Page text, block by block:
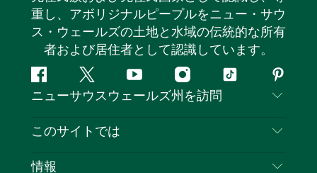
重し、アボリジナルピープルをニュー・サウ
ス・ウェールズの土地と水域の伝統的な所有
者および居住者として認識しています。
フ
ェ
ス
ッ
ツ
イ
タ
ユ
ー
イ
ン
テ
ピ
ン
レ
ト
ニューサウスウェールズ州を訪問
お問い合わせ
このサイトでは
目的地
情報